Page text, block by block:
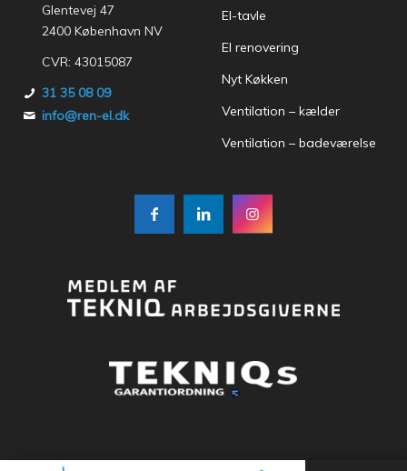
Glentevej 47
2400 København NV
CVR: 43015087
31 35 08 09
info@ren-el.dk
El-tavle
El renovering
Nyt Køkken
Ventilation – kælder
Ventilation – badeværelse